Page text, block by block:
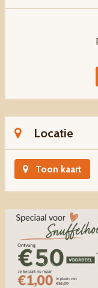
Locatie
Toon kaart